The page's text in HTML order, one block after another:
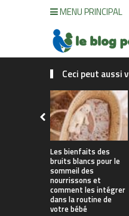
MENU PRINCIPAL
Ceci peut aussi
Les bienfaits des
bruits blancs pour le
sommeil des
nourrissons et
comment les intégrer
dans la routine de
votre bébé